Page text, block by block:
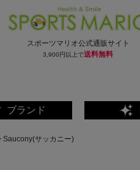
スポーツマリオ公式通販サイト
3,900円以上で送料無料
ブランド
Saucony(サッカニー)